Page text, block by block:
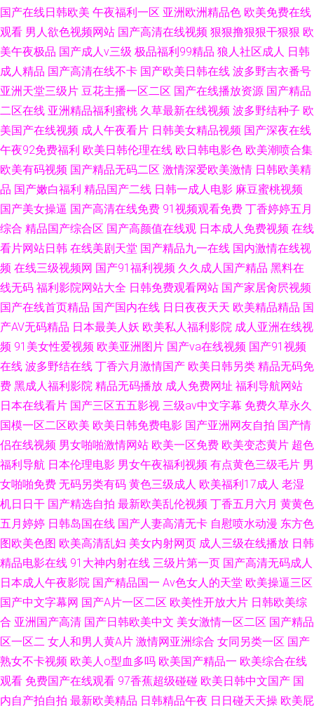
国产在线日韩欧美 午夜福利一区 亚洲欧洲精品色 欧美免费在线
观看 男人欲色视频网站 国产高清在线视频 狠狠撸狠狠干狠狠 欧
美午夜极品 国产成人v三级 极品福利99精品 狼人社区成人 日韩
成人精品 国产高清在线不卡 国产欧美日韩在线 波多野吉衣番号
亚洲天堂三级片 豆花主播一区二区 国产在线播放资源 国产精品
二区在线 亚洲精品福利蜜桃 久草最新在线视频 波多野结种子 欧
美国产在线视频 成人午夜看片 日韩美女精品视频 国产深夜在线
午夜92免费福利 欧美日韩伦理在线 欧日韩电影色 欧美潮喷合集
欧美有码视频 国产精品无码二区 激情深爱欧美激情 日韩欧美精
品 国产嫩白福利 精品国产二线 日韩一成人电影 麻豆蜜桃视频
国产美女操逼 国产高清在线免费 91视频观看免费 丁香婷婷五月
综合 精品国产综合区 国产高颜值在线观 日本成人免费视频 在线
看片网站日韩 在线美剧天堂 国产精品九一在线 国内激情在线视
频 在线三级视频网 国产91福利视频 久久成人国产精品 黑料在
线无码 福利影院网站大全 日韩免费观看网站 国产家居肏屄视频
国产在线首页精品 国产国内在线 日日夜夜天天 欧美精品精品 国
产AV无码精品 日本最美人妖 欧美私人福利影院 成人亚洲在线视
频 91美女性爱视频 欧美亚洲图片 国产va在线视频 国产91视频
在线 波多野结在线 丁香六月激情国产 欧美日韩另类 精品无码免
费 黑成人福利影院 精品无码播放 成人免费网址 福利导航网站
日本在线看片 国产三区五五影视 三级av中文字幕 免费久草永久
国模一区二区欧美 欧美日韩免费电影 国产亚洲网友自拍 国产情
侣在线视频 男女啪啪激情网站 欧美一区免费 欧美变态黄片 超色
福利导航 日本伦理电影 男女午夜福利视频 有点黄色三级毛片 男
女啪啪免费 无码另类有码 黄色三级成人 欧美福利17成人 老湿
机日日干 国产精选自拍 最新欧美乱伦视频 丁香五月六月 黄黄色
五月婷婷 日韩岛国在线 国产人妻高清无卡 自慰喷水动漫 东方色
图欧美色图 欧美高清乱妇 美女内射网页 成人三级在线播放 日韩
精品电影在线 91大神内射在线 三级片第一页 国产高清无码成人
日本成人午夜影院 国产精品国一 Av色女人的天堂 欧美操逼三区
国产中文字幕网 国产A片一区二区 欧美性开放大片 日韩欧美综
合 亚洲国产高清 国产日韩欧美中文 美女激情一区二区 国产精品
区一区二 女人和男人黄A片 激情网亚洲综合 女同另类一区 国产
熟女不卡视频 欧美人o型血多吗 欧美国产精品一 欧美综合在线
观看 免费国产在线观看 97香蕉超级碰碰 欧美日韩中文国产 国
内自产拍自拍 最新欧美精品 日韩精品午夜 日日碰天天操 欧美屁